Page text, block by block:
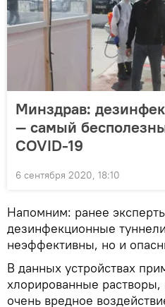
Минздрав:
— самый
COVID-19
6 сентября 2020, 18:10
Напомним: ранее
дезинфекционные
неэффективны, но и
В данных устройствах
хлорированные
очень вредное